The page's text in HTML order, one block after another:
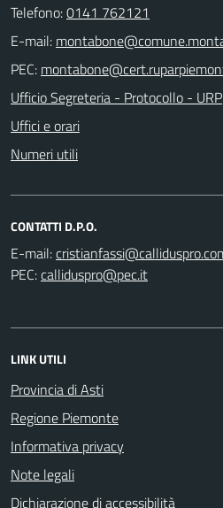
Telefono:0141 762121
E-mail:
PEC:
Ufficio Segreteria - Protocollo - URP
Uffici e orari
Numeri utili
CONTATTI D.P.O.
E-mail:
PEC:
LINK UTILI
Provincia di Asti
Regione Piemonte
Informativa privacy
Note legali
Dichiarazione di accessibilità